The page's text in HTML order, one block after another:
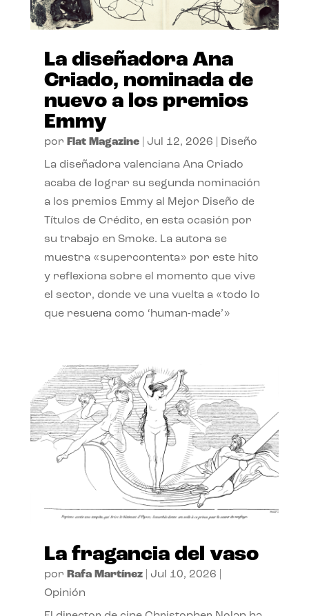
La diseñadora Ana
Criado, nominada de
nuevo a los premios
Emmy
por Flat Magazine| Jul 12, 2026 Diseño
La diseñadora valenciana Ana Criado
acaba de lograr su segunda nominación
a los premios Emmy al Mejor Diseño de
Títulos de Crédito, en esta ocasión por
su trabajo en Smoke. La autora se
muestra «supercontenta» por este hito
y reflexiona sobre el momento que vive
el sector, donde ve una vuelta a «todo lo
que resuena como ‘human-made’»
La fragancia del vaso
por Rafa Martínez| Jul 10, 2026
Opinión